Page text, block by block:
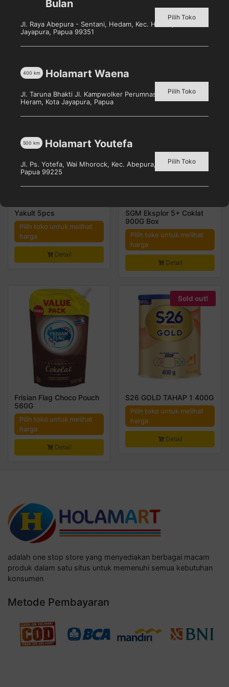
dalam buah matoa, vitamin E ini mampu
meningkatkan regenerasi sel-sel kulit.
Produk Terkait
Yakult 5pcs
Pilih toko untuk melihat
harga
Detail
Sold out!
SGM Eksplor 5+ Coklat
900G Box
Pilih toko untuk melihat
harga
Detail
Frisian Flag Choco Pouch
560G
Pilih toko untuk melihat
harga
Detail
Sold out!
S26 GOLD TAHAP 1 400G
Pilih toko untuk melihat
harga
Detail
adalah one stop store yang menyediakan berbagai macam
produk dalam satu situs untuk memenuhi semua kebutuhan
konsumen
Metode Pembayaran
Bulan
Jl. Raya Abepura - Sentani, Hedam, Kec. Heram, Kota
Jayapura, Papua 99351
Pilih Toko
Holamart Waena
400 km
Jl. Taruna Bhakti Jl. Kampwolker Perumnas 3, Waena, Kec.
Heram, Kota Jayapura, Papua
Pilih Toko
Holamart Youtefa
500 km
Jl. Ps. Yotefa, Wai Mhorock, Kec. Abepura, Kota Jayapura,
Papua 99225
Pilih Toko